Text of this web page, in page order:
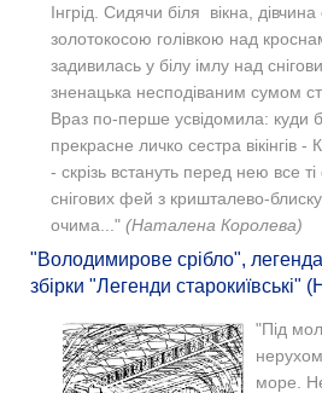
Інгрід. Сидячи біля вікна,
золотокосою голівкою над
задивилась у білу імлу над
зненацька несподіваним сумом
Враз по-перше усвідомила: куди
прекрасне личко сестра вікінгів
- скрізь встануть перед нею все
снігових фей з кришталево-
очима..." (Наталена Королева)
"Володимирове срібло",
збірки "Легенди
"Під
море.